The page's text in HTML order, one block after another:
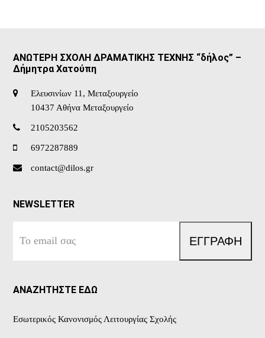
ΑΝΩΤΕΡΗ ΣΧΟΛΗ ΔΡΑΜΑΤΙΚΗΣ ΤΕΧΝΗΣ “δήλος” –
Δήμητρα Χατούπη
Ελευσινίων 11, Μεταξουργείο
10437 Αθήνα Μεταξουργείο
2105203562
6972287889
contact@dilos.gr
NEWSLETTER
email
ΕΓΓΡΑΦΗ
ΑΝΑΖΗΤΗΣΤΕ ΕΔΩ
Εσωτερικός Κανονισμός Λειτουργίας Σχολής